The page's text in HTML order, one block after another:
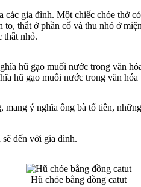
gia đình. Một chiếc chóe thờ
thắt ở phần cổ và thu nhỏ ở
thắt nhỏ.
hũ gạo muối nước trong văn hóa
ý nghĩa ông bà tổ tiên,
đến với gia đình.
Hũ chóe bằng đồng catut